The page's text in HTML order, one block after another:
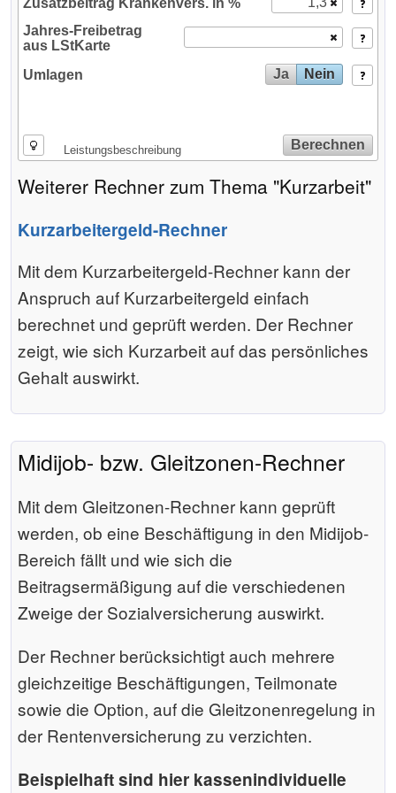
Zusatzbeitrag Krankenvers. in %
Jahres-Freibetrag
aus LStKarte
Umlagen
Ja Nein
Leistungsbeschreibung Berechnen
Weiterer Rechner zum Thema "Kurzarbeit"
Kurzarbeitergeld-Rechner
Mit dem Kurzarbeitergeld-Rechner kann der
Anspruch auf Kurzarbeitergeld einfach
berechnet und geprüft werden. Der Rechner
zeigt, wie sich Kurzarbeit auf das persönliches
Gehalt auswirkt.
Midijob- bzw. Gleitzonen-Rechner
Mit dem Gleitzonen-Rechner kann geprüft
werden, ob eine Beschäftigung in den Midijob-
Bereich fällt und wie sich die
Beitragsermäßigung auf die verschiedenen
Zweige der Sozialversicherung auswirkt.
Der Rechner berücksichtigt auch mehrere
gleichzeitige Beschäftigungen, Teilmonate
sowie die Option, auf die Gleitzonenregelung in
der Rentenversicherung zu verzichten.
Beispielhaft sind hier kassenindividuelle